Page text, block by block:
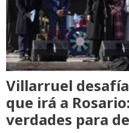
Villarruel
que irá a
verdades para